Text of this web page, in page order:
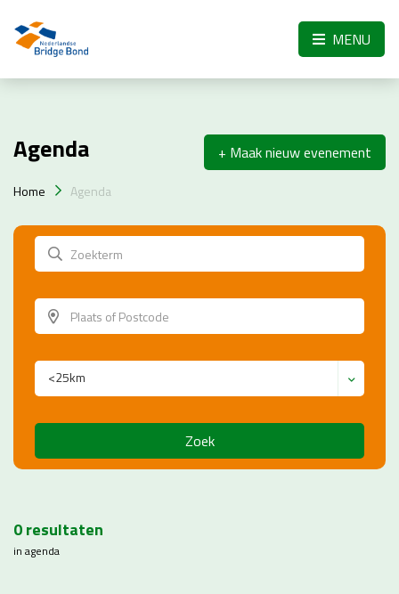
MENU
Agenda
Home Agenda
+ Maak nieuw evenement
Zoek
0resultaten
in agenda